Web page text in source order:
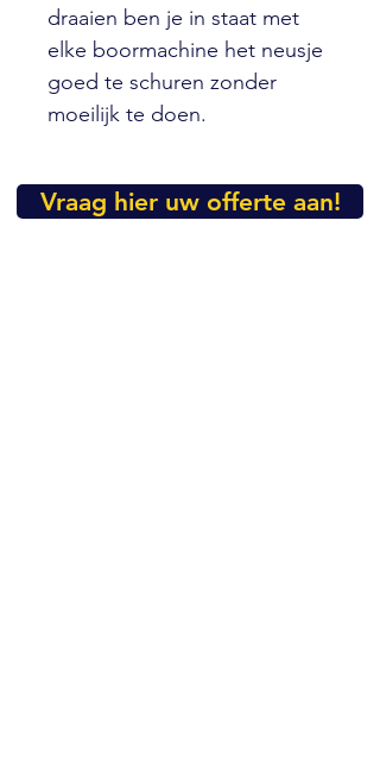
draaien ben je in staat met
elke boormachine het neusje
goed te schuren zonder
moeilijk te doen.
Vraag hier uw offerte aan!